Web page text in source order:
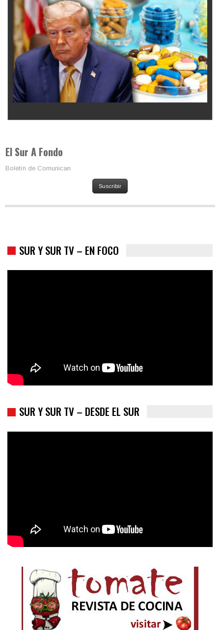
El Sur A Fondo
Boletín de Comunican
Suscribir
SUR Y SUR TV – EN FOCO
SUR Y SUR TV – DESDE EL SUR